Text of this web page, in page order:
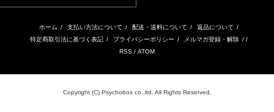
ホーム / 支払い方法について / 配送・送料について / 返品について /
特定商取引法に基づく表記 / プライバシーポリシー / メルマガ登録・解除 / /
RSS / ATOM
Copyright (C) Psychobox co.,ltd. All Rights Reserved.